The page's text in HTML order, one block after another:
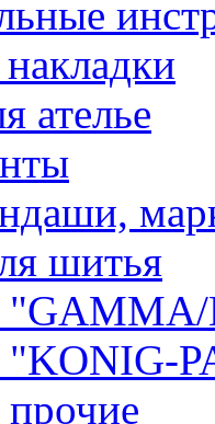
ателье
шитья